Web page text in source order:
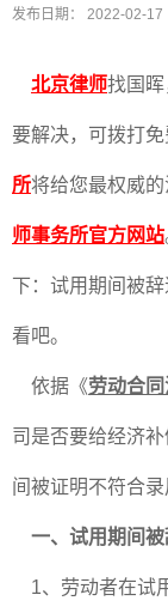
发布日期： 2022-02-17
北京律师找国晖
要解决，可拨打免
所将给您最权威
师事务所官方网站
下： 试用期间被辞
看吧。
依据《劳动合同
司是否要给经济
间被证明不符合
一、试用期间被
1、劳动者在试